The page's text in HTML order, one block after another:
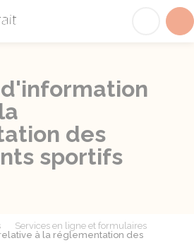
des
sportifs
Services en ligne et formulaires
à la réglementation des